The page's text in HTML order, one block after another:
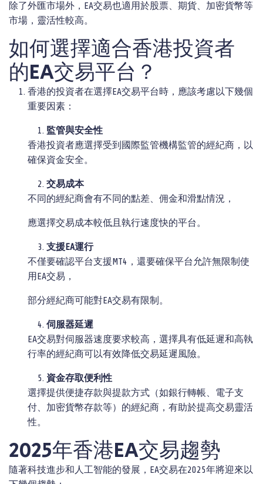
除了外匯市場外，EA交易也適用於股票、期貨、加密貨幣等
市場，靈活性較高。
如何選擇適合香港投資者
的EA交易平台？
香港的投資者在選擇EA交易平台時，應該考慮以下幾個
重要因素：
監管與安全性
香港投資者應選擇受到國際監管機構監管的經紀商，以
確保資金安全。
交易成本
不同的經紀商會有不同的點差、佣金和滑點情況，
應選擇交易成本較低且執行速度快的平台。
支援EA運行
不僅要確認平台支援MT4，還要確保平台允許無限制使
用EA交易，
部分經紀商可能對EA交易有限制。
伺服器延遲
EA交易對伺服器速度要求較高，選擇具有低延遲和高執
行率的經紀商可以有效降低交易延遲風險。
資金存取便利性
選擇提供便捷存款與提款方式（如銀行轉帳、電子支
付、加密貨幣存款等）的經紀商，有助於提高交易靈活
性。
2025年香港EA交易趨勢
隨著科技進步和人工智能的發展，EA交易在2025年將迎來以